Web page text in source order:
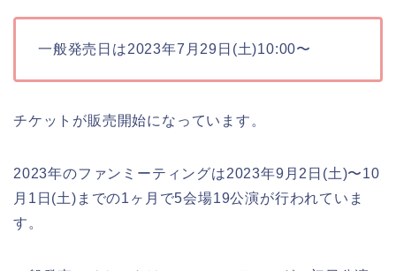
一般発売日は2023年7月29日(土)10:00〜
チケットが販売開始になっています。
2023年のファンミーティングは2023年9月2日(土)〜10
月1日(土)までの1ヶ月で5会場19公演が行われていま
す。